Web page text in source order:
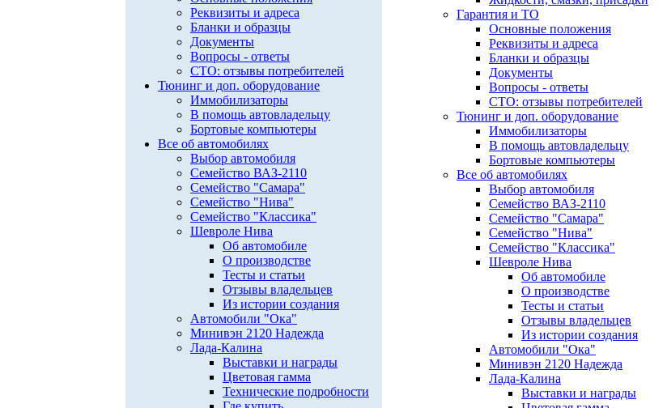
Реквизиты и адреса
Бланки и образцы
Документы
Вопросы - ответы
СТО: отзывы потребителей
Тюнинг и доп. оборудование
Иммобилизаторы
В помощь автовладельцу
Бортовые компьютеры
Все об автомобилях
Выбор автомобиля
Семейство ВАЗ-2110
Семейство "Самара"
Семейство "Нива"
Семейство "Классика"
Шевроле Нива
Об автомобиле
О производстве
Тесты и статьи
Отзывы владельцев
Из истории создания
Автомобили "Ока"
Минивэн 2120 Надежда
Лада-Калина
Выставки и награды
Цветовая гамма
Технические подробности
Гарантия и ТО
Основные положения
Реквизиты и адреса
Бланки и образцы
Документы
Вопросы - ответы
СТО: отзывы потребителей
Тюнинг и доп. оборудование
Иммобилизаторы
В помощь автовладельцу
Бортовые компьютеры
Все об автомобилях
Выбор автомобиля
Семейство ВАЗ-2110
Семейство "Самара"
Семейство "Нива"
Семейство "Классика"
Шевроле Нива
Об автомобиле
О производстве
Тесты и статьи
Отзывы владельцев
Из истории создания
Автомобили "Ока"
Минивэн 2120 Надежда
Лада-Калина
Выставки и награды